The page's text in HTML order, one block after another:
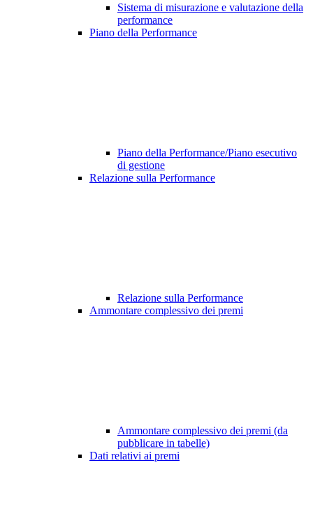
Sistema di misurazione e valutazione della
performance
Piano della Performance
Piano della Performance/Piano esecutivo
di gestione
Relazione sulla Performance
Relazione sulla Performance
Ammontare complessivo dei premi
Ammontare complessivo dei premi (da
pubblicare in tabelle)
Dati relativi ai premi